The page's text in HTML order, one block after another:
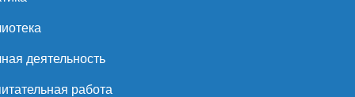
деятельность
работа